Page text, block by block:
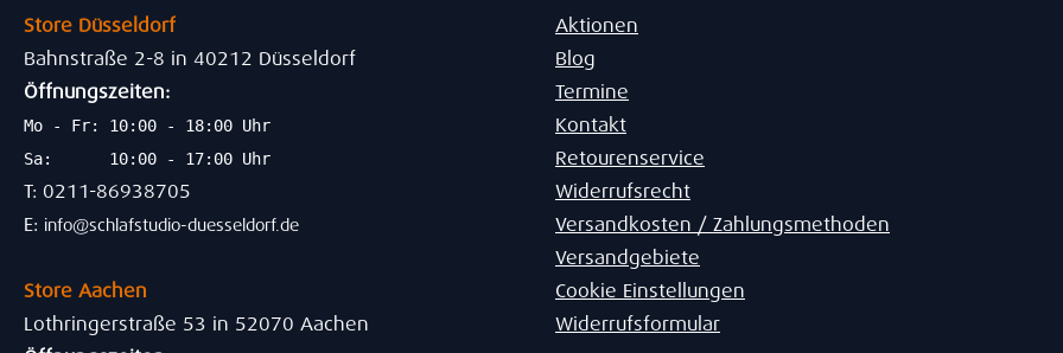
Store Düsseldorf
Bahnstraße 2-8 in 40212 Düsseldorf
Öffnungszeiten:
Mo - Fr: 10:00 - 18:00 Uhr
Sa: 10:00 - 17:00 Uhr
T: 0211-86938705
E: info@schlafstudio-duesseldorf.de
Store Aachen
Lothringerstraße 53 in 52070 Aachen
Aktionen
Blog
Termine
Kontakt
Retourenservice
Widerrufsrecht
Versandkosten / Zahlungsmethoden
Versandgebiete
Cookie Einstellungen
Widerrufsformular